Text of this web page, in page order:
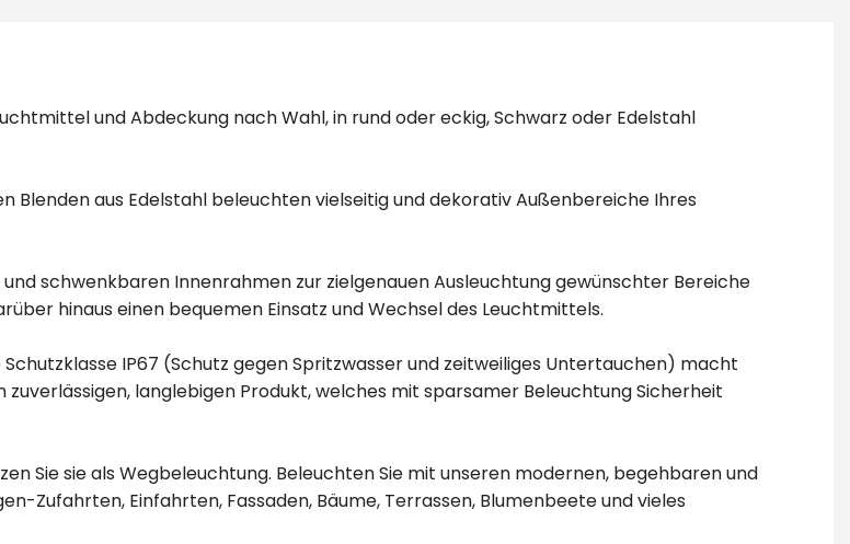
und Abdeckung nach Wahl, in rund oder eckig, Schwarz oder Edelstahl
Blenden aus Edelstahl beleuchten vielseitig und dekorativ Außenbereiche Ihres
schwenkbaren Innenrahmen zur zielgenauen Ausleuchtung gewünschter Bereiche
hinaus einen bequemen Einsatz und Wechsel des Leuchtmittels.
IP67 (Schutz gegen Spritzwasser und zeitweiliges Untertauchen) macht
langlebigen Produkt, welches mit sparsamer Beleuchtung Sicherheit
Sie sie als Wegbeleuchtung. Beleuchten Sie mit unseren modernen, begehbaren und
Zufahrten, Einfahrten, Fassaden, Bäume, Terrassen, Blumenbeete und vieles